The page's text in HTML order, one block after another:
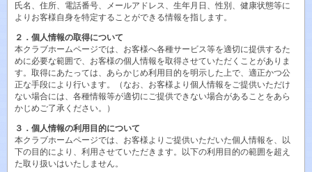
氏名、住所、電話番号、メールアドレス、生年月日、性別、健康状態等に
よりお客様自身を特定することができる情報を指します。
２．個人情報の取得について
本クラブホームページでは、お客様へ各種サービス等を適切に提供するた
めに必要な範囲で、お客様の個人情報を取得させていただくことがありま
す。取得にあたっては、あらかじめ利用目的を明示した上で、適正かつ公
正な手段により行います。（なお、お客様より個人情報をご提供いただけ
ない場合には、各種情報等が適切にご提供できない場合があることをあら
かじめご了承ください。）
３．個人情報の利用目的について
本クラブホームページでは、お客様よりご提供いただいた個人情報を、以
下の目的により、利用させていただきます。以下の利用目的の範囲を超え
た取り扱いはいたしません。